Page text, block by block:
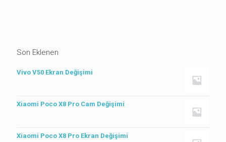
Son Eklenen
Vivo V50 Ekran Değişimi
Xiaomi Poco X8 Pro Cam Değişimi
Xiaomi Poco X8 Pro Ekran Değişimi